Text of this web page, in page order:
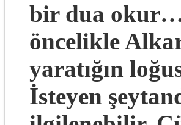
bir dua okur…
öncelikle
yaratığın
İsteyen